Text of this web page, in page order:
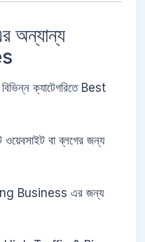
অন্যান্য
ক্যাটেগরিতে Best
বা ব্লগের জন্য
Business এর জন্য